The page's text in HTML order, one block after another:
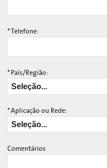
*Telefone:
* País/Região:
*Aplicação ou Rede:
Comentários